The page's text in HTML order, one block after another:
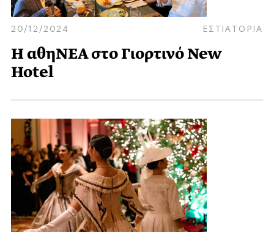
20/12/2024 ΕΣΤΙΑΤΟΡΙΑ
Η αθηΝΕΑ στο Γιορτινό New
Hotel